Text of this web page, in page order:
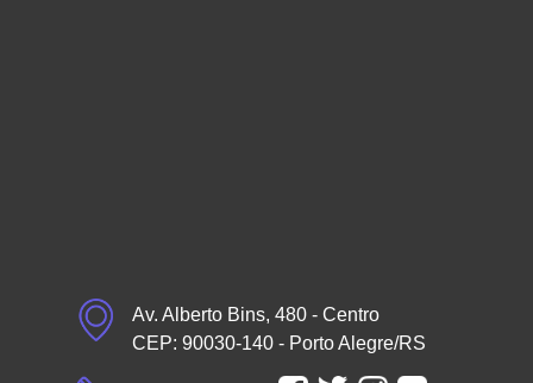
Av. Alberto Bins, 480 - Centro
CEP: 90030-140 - Porto Alegre/RS